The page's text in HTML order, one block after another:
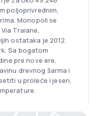
poljoprivrednim,
Monopoli se
Traiane,
ostataka je 2012.
Sa bogatom
pre nove ere,
drevnog šarma i
u proleće i jesen,